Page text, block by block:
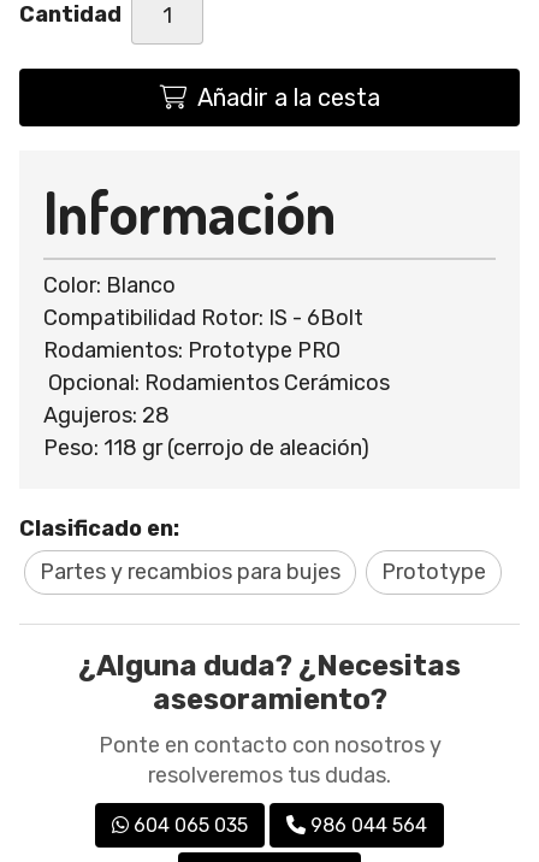
Cantidad
Añadir a la cesta
Información
Color: Blanco
Compatibilidad Rotor: IS - 6Bolt
Rodamientos: Prototype PRO
Opcional: Rodamientos Cerámicos
Agujeros: 28
Peso: 118 gr (cerrojo de aleación)
Clasificado en:
Partes y recambios para bujes
Prototype
¿Alguna duda? ¿Necesitas
asesoramiento?
Ponte en contacto con nosotros y
resolveremos tus dudas.
604 065 035 986 044 564